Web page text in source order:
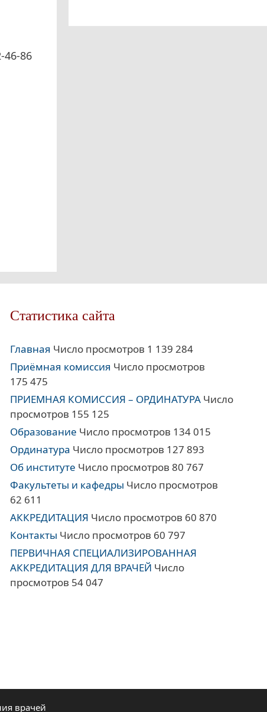
46-86
Статистика сайта
Главная Число просмотров 1 139 284
Приёмная комиссия Число просмотров
175 475
ПРИЕМНАЯ КОМИССИЯ – ОРДИНАТУРА Число
просмотров 155 125
Образование Число просмотров 134 015
Ординатура Число просмотров 127 893
Об институте Число просмотров 80 767
Факультеты и кафедры Число просмотров
62 611
АККРЕДИТАЦИЯ Число просмотров 60 870
Контакты Число просмотров 60 797
ПЕРВИЧНАЯ СПЕЦИАЛИЗИРОВАННАЯ
АККРЕДИТАЦИЯ ДЛЯ ВРАЧЕЙ Число
просмотров 54 047
врачей